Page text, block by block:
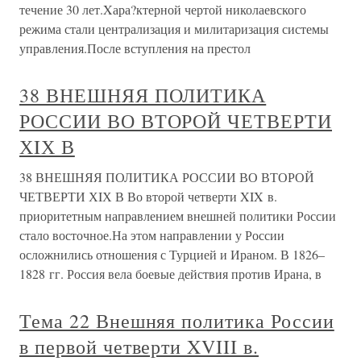
течение 30 лет.Xара?ктерной чертой николаевского
режима стали централизация и милитаризация системы
управления.После вступления на престол
38 ВНЕШНЯЯ ПОЛИТИКА
РОССИИ ВО ВТОРОЙ ЧЕТВЕРТИ
ХIХ В
38 ВНЕШНЯЯ ПОЛИТИКА РОССИИ ВО ВТОРОЙ
ЧЕТВЕРТИ ХIХ В Во второй четверти XIX в.
приоритетным направлением внешней политики России
стало восточное.На этом направлении у России
осложнились отношения с Турцией и Ираном. В 1826–
1828 гг. Россия вела боевые действия против Ирана, в
Тема 22 Внешняя политика России
в первой четверти XVIII в.